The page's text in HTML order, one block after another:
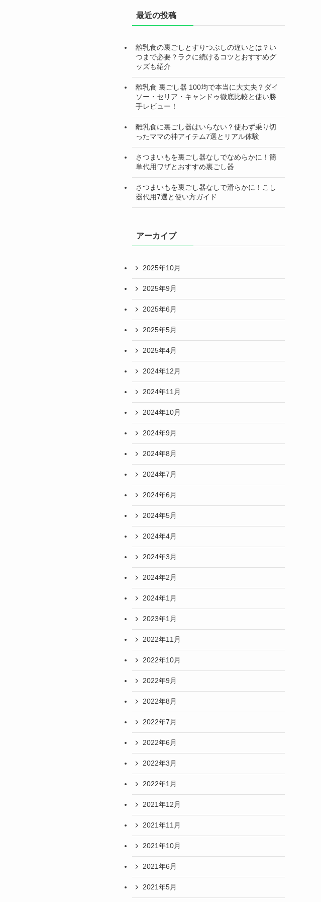
最近の投稿
離乳食の裏ごしとすりつぶしの違いとは？い
つまで必要？ラクに続けるコツとおすすめグ
ッズも紹介
離乳食 裏ごし器 100均で本当に大丈夫？ダイ
ソー・セリア・キャンドゥ徹底比較と使い勝
手レビュー！
離乳食に裏ごし器はいらない？使わず乗り切
ったママの神アイテム7選とリアル体験
さつまいもを裏ごし器なしでなめらかに！簡
単代用ワザとおすすめ裏ごし器
さつまいもを裏ごし器なしで滑らかに！こし
器代用7選と使い方ガイド
アーカイブ
2025年10月
2025年9月
2025年6月
2025年5月
2025年4月
2024年12月
2024年11月
2024年10月
2024年9月
2024年8月
2024年7月
2024年6月
2024年5月
2024年4月
2024年3月
2024年2月
2024年1月
2023年1月
2022年11月
2022年10月
2022年9月
2022年8月
2022年7月
2022年6月
2022年3月
2022年1月
2021年12月
2021年11月
2021年10月
2021年6月
2021年5月